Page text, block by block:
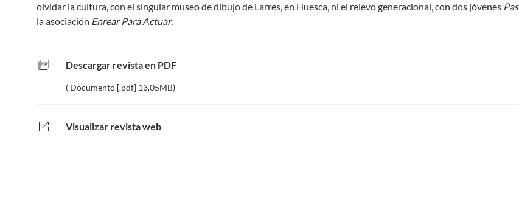
olvidar la cultura, con el singular museo de dibujo de Larrés, en Huesca, ni el relevo generacional, con dos jóvenes
la asociación Enrear Para Actuar.
picture_as_pdf Descargar revista en PDF
( Documento [.pdf] 13,05MB)
open_in_new Visualizar revista web